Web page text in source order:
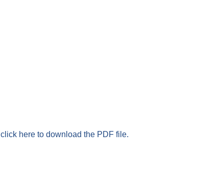
click here to download the PDF file.